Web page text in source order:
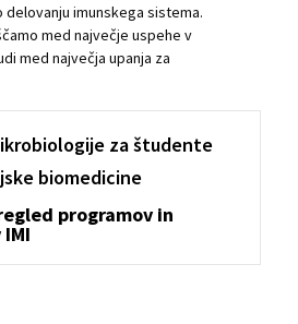
imunskega sistema.
med največje uspehe v
med največja upanja za
za študente
biomedicine
programov in